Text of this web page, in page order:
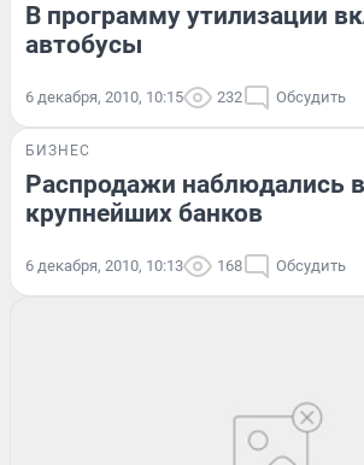
В программу утилизации
автобусы
6 декабря, 2010, 10:15 232 Обсудить
БИЗНЕС
Распродажи наблюдались
крупнейших банков
6 декабря, 2010, 10:13 168 Обсудить